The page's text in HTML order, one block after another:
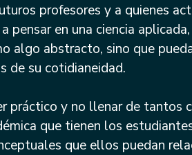
profesores y a quienes
pensar en una ciencia
algo abstracto, sino que
de su cotidianeidad.
práctico y no llenar de tantos
que tienen los
que ellos puedan